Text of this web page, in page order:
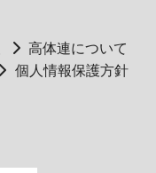
高体連について
個人情報保護方針